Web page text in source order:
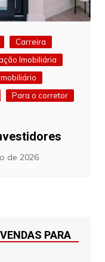
Carreira
Imobiliária
Para o corretor
de 2026
PARA